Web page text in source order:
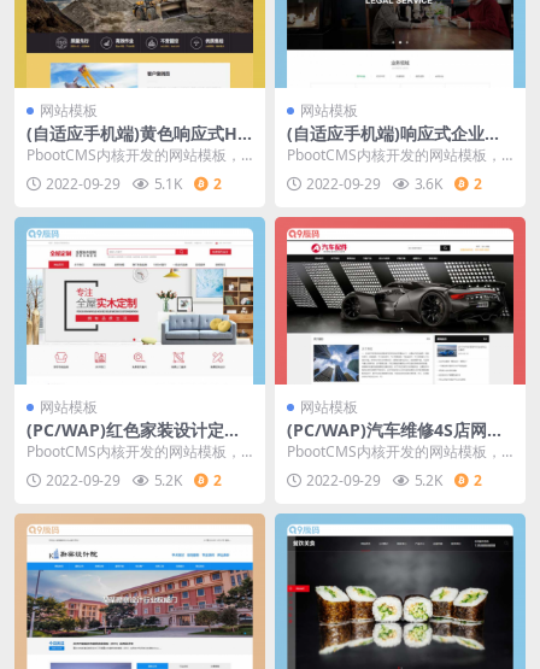
网站模板
(自适应手机端)黄色响应式HT
ML5挖掘机网站源码 工程机械
设备pbootcms网站模板
PbootCMS内核开发的网站模板，
该模板适用于挖掘机网站、工程机
械设备网站等企
2022-09-29 5.1K 2
网站模板
(自适应手机端)响应式企业管
理类网站源码 房产合同知识产
权网站pbootcms模板
PbootCMS内核开发的网站模板，
该模板适用于知识产权网站、企业
管理网站等企业
2022-09-29 3.6K 2
网站模板
(PC/WAP)红色家装设计定制
网站源码 智能家居家具建材p
PbootCMS内核开发的网站模板，
该模板适用于智能家居、家装设
计、家具建材等企
2022-09-29 5.2K 2
网站模板
(PC/WAP)汽车维修4S店网站
源码 汽车配件润滑油汽配pbo
PbootCMS内核开发的网站模板，
该模板适用于汽车维修网站、汽车
配件网站等企业
2022-09-29 5.2K 2